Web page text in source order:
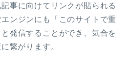
事に向けてリンクが貼られる
ンジンにも「このサイトで重
発信することができ、気合を
繋がります。